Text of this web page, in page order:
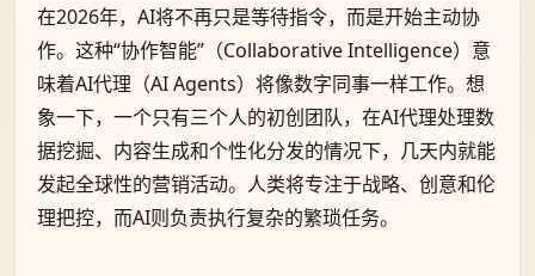
在2026年，AI将不再只是等待指令，而是开始主动协
作。这种“协作智能”（Collaborative Intelligence）意
味着AI代理（AI Agents）将像数字同事一样工作。想
象一下，一个只有三个人的初创团队，在AI代理处理数
据挖掘、内容生成和个性化分发的情况下，几天内就能
发起全球性的营销活动。人类将专注于战略、创意和伦
理把控，而AI则负责执行复杂的繁琐任务。